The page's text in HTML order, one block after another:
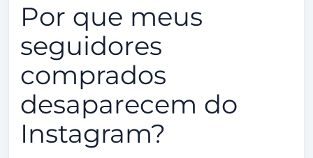
Por que meus
seguidores
comprados
desaparecem do
Instagram?